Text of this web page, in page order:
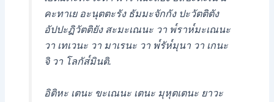
คะทาเย อะนุตตะรัง ธัมมะจักกัง ปะวัตติตัง
อัปปะฏิวัตติยัง สะมะเณนะ วา พ๎ราห๎มะเณนะ
วา เทเวนะ วา มาเรนะ วา พ๎รัห๎มุนา วา เกนะ
จิ วา โลกัส๎มินติ.
อิติหะ เตนะ ขะเณนะ เตนะ มุหุตเตนะ ยาวะ